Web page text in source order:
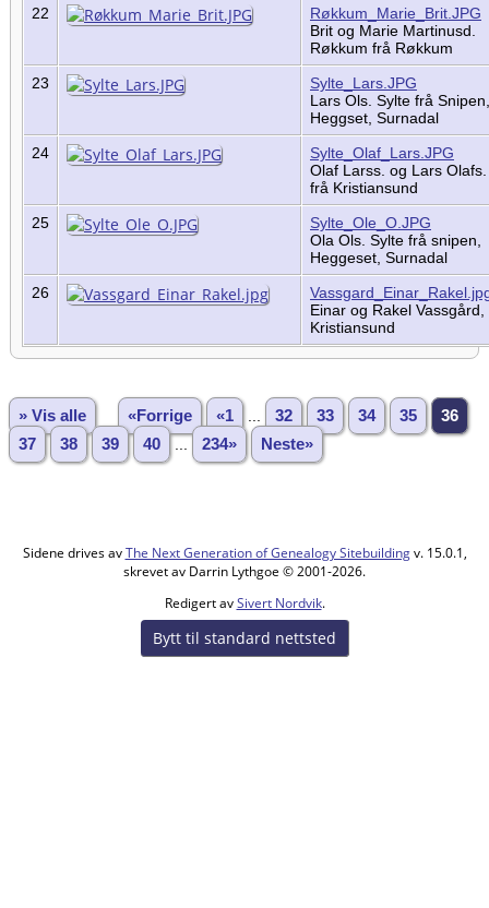
22
Røkkum_Marie_Brit.JPG
Brit og Marie Martinusd.
Røkkum frå Røkkum
23
Sylte_Lars.JPG
Lars Ols. Sylte frå Snipen,
Heggset, Surnadal
24
Sylte_Olaf_Lars.JPG
Olaf Larss. og Lars
frå Kristiansund
25
Sylte_Ole_O.JPG
Ola Ols. Sylte frå snipen,
Heggeset, Surnadal
26
Einar og Rakel Vassgård,
Kristiansund
» Vis alle «Forrige «1 32 33 34 35
36
37
38 39 40 234» Neste»
Sidene drives avThe Next Generation of Genealogy Sitebuildingv. 15.0.1,
skrevet av Darrin Lythgoe © 2001-2026.
Redigert avSivert Nordvik.
Bytt til standard nettsted